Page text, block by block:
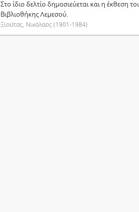
Στο ίδιο δελτίο δημοσιεύεται και η έκθεση
Βιβλιοθήκης Λεμεσού.
Ξιούτας, Νικόλαος (1901-1984)